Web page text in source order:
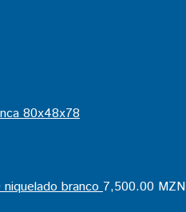
80x48x78
branco 7,500.00 MZN